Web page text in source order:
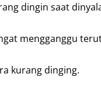
dingin saat
mengganggu
kurang dinging.